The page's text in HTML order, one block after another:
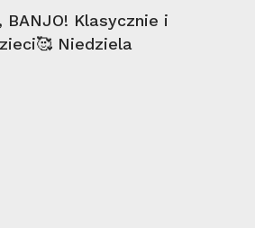
Wybierz Opcje
BANJO! Klasycznie i
Niedziela